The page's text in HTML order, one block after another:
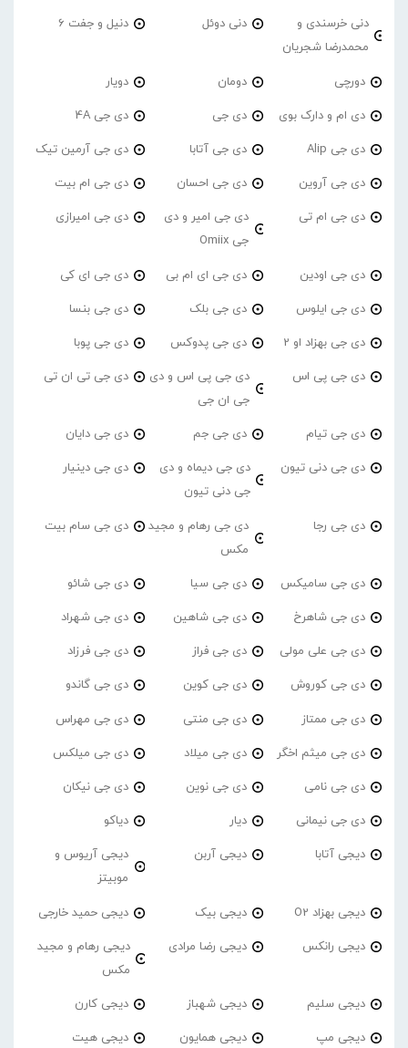
دنی خرسندی و
محمدرضا شجریان
دنی دوئل دنیل و جفت 6
دورچی دومان دویار
دی ام و دارک بوی دی جی دی جی 4A
دی جی Alip دی جی آتابا دی جی آرمین تیک
دی جی آروین دی جی احسان دی جی ام بیت
دی جی ام تی
دی جی امیر و دی
جی Omiix
دی جی امیرازی
دی جی اودین دی جی ای ام بی دی جی ای کی
دی جی ایلوس دی جی بلک دی جی بنسا
دی جی بهزاد او 2 دی جی پدوکس دی جی پوبا
دی جی پی اس
دی جی پی اس و دی
جی ان جی
دی جی تی ان تی
دی جی تیام دی جی جم دی جی دایان
دی جی دنی تیون
دی جی دیماه و دی
جی دنی تیون
دی جی دینیار
دی جی رجا
دی جی رهام و مجید
مکس
دی جی سام بیت
دی جی سامیکس دی جی سیا دی جی شائو
دی جی شاهرخ دی جی شاهین دی جی شهراد
دی جی علی مولی دی جی فراز دی جی فرزاد
دی جی کوروش دی جی کوین دی جی گاندو
دی جی ممتاز دی جی منتی دی جی مهراس
دی جی میثم اخگر دی جی میلاد دی جی میلکس
دی جی نامی دی جی نوین دی جی نیکان
دی جی نیمانی دیار دیاکو
دیجی آتابا دیجی آربن
دیجی آریوس و
موبیتز
دیجی بهزاد O2 دیجی بیک دیجی حمید خارجی
دیجی رانکس دیجی رضا مرادی
دیجی رهام و مجید
مکس
دیجی سلیم دیجی شهباز دیجی کارن
دیجی مپ دیجی همایون دیجی هیت